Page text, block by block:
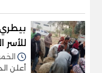
للأسر
الخميس 02/
أعلن